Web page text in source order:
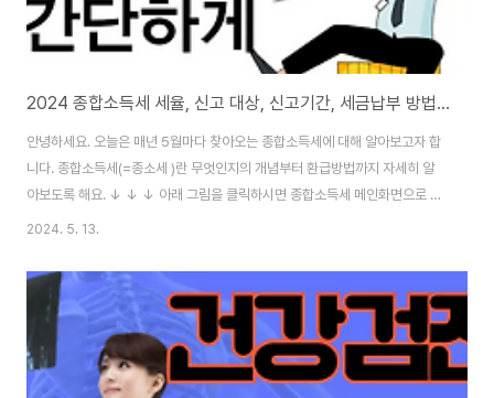
2024 종합소득세 세율, 신고 대상, 신고기간, 세금납부 방법과 기한 총정리
안녕하세요. 오늘은 매년 5월마다 찾아오는 종합소득세에 대해 알아보고자 합
니다. 종합소득세(=종소세 )란 무엇인지의 개념부터 환급방법까지 자세히 알
아보도록 해요. ↓ ↓ ↓ 아래 그림을 클릭하시면 종합소득세 메인화면으로 이
동합니다. ↓ ↓ ↓ 종합소득세 개념 귀속 연도 한 해 동안 사업 활동을 통해
득, 기타 소득등을 종합해서 세금을 과세하고 징수합니다. 즉, 한 해 동안 근로
(경제활동) 하며 얻은 모든 소득에 대하여 세금을 징수한다고 보면 됩니다. 종
합소득세 신고 및 납부기한 소득세법 §70, §70조의 2에 근거하여 당해 과세
기간에 종합소득금액이 있는 자로 2023년도 귀속 : 2024년 5월 1일부터
2024년..
2024. 5. 13.